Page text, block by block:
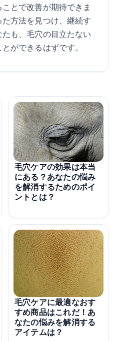
とで改善が期待できま
方法を見つけ、継続す
も、毛穴の目立たない
ができるはずです。
毛穴ケアの効果は本当
にある？あなたの悩み
を解消するためのポイ
ントとは？
毛穴ケアに最適なおす
すめ商品はこれだ！あ
なたの悩みを解消する
アイテムは？